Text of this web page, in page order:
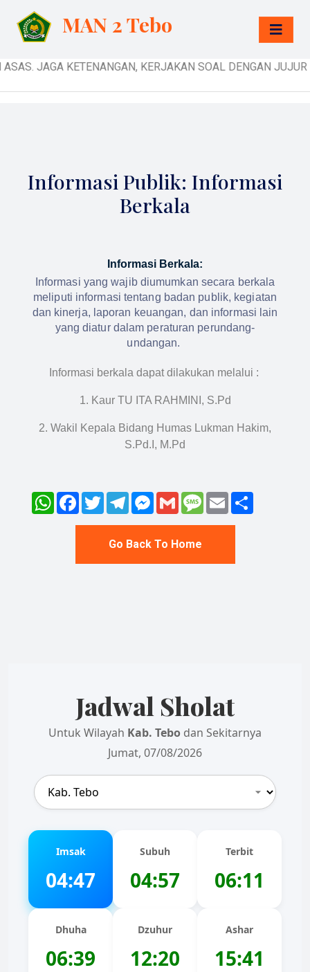
MAN 2 Tebo
JAGA KETENANGAN, KERJAKAN SOAL DENGAN
Informasi Publik: Informasi
Berkala
Informasi Berkala:
Informasi yang wajib diumumkan secara berkala
meliputi informasi tentang badan publik, kegiatan
dan kinerja, laporan keuangan, dan informasi lain
yang diatur dalam peraturan perundang-
undangan.
Informasi berkala dapat dilakukan melalui :
1. Kaur TU ITA RAHMINI, S.Pd
2. Wakil Kepala Bidang Humas Lukman Hakim,
S.Pd.I, M.Pd
WhatsAppFacebook
TwitterTelegramMessenger
Gmail Message
Email
Go Back To Home
Jadwal Sholat
Untuk Wilayah Kab. Tebo dan Sekitarnya
Jumat, 07/08/2026
Imsak
04:47
Subuh
04:57
Terbit
06:11
Dhuha
06:39
Dzuhur
12:20
Ashar
15:41